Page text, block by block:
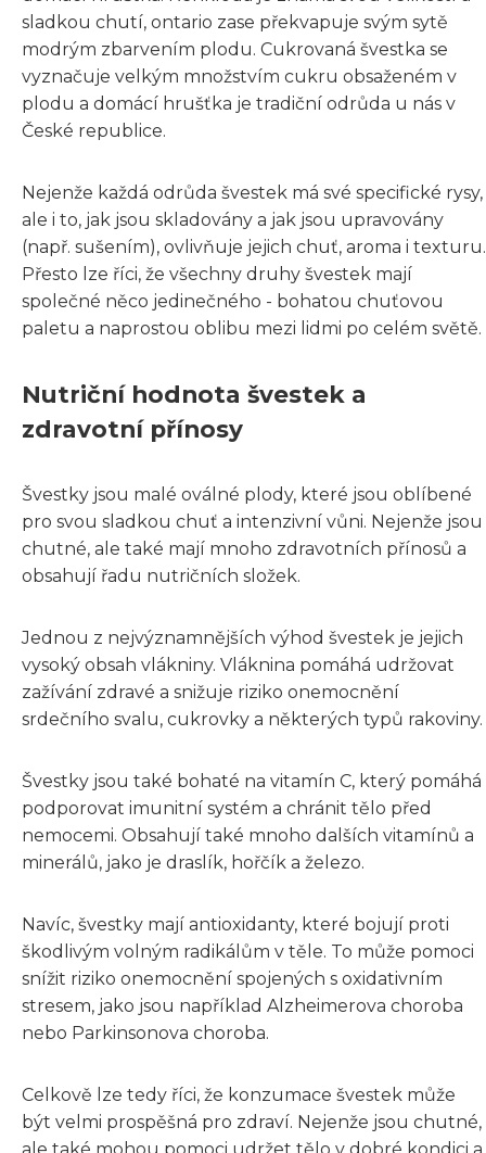
sladkou chutí, ontario zase překvapuje svým sytě
modrým zbarvením plodu. Cukrovaná švestka se
vyznačuje velkým množstvím cukru obsaženém v
plodu a domácí hrušťka je tradiční odrůda u nás v
České republice.
Nejenže každá odrůda švestek má své specifické rysy,
ale i to, jak jsou skladovány a jak jsou upravovány
(např. sušením), ovlivňuje jejich chuť, aroma i texturu.
Přesto lze říci, že všechny druhy švestek mají
společné něco jedinečného - bohatou chuťovou
paletu a naprostou oblibu mezi lidmi po celém světě.
Nutriční hodnota švestek a
zdravotní přínosy
Švestky jsou malé oválné plody, které jsou oblíbené
pro svou sladkou chuť a intenzivní vůni. Nejenže jsou
chutné, ale také mají mnoho zdravotních přínosů a
obsahují řadu nutričních složek.
Jednou z nejvýznamnějších výhod švestek je jejich
vysoký obsah vlákniny. Vláknina pomáhá udržovat
zažívání zdravé a snižuje riziko onemocnění
srdečního svalu, cukrovky a některých typů rakoviny.
Švestky jsou také bohaté na vitamín C, který pomáhá
podporovat imunitní systém a chránit tělo před
nemocemi. Obsahují také mnoho dalších vitamínů a
minerálů, jako je draslík, hořčík a železo.
Navíc, švestky mají antioxidanty, které bojují proti
škodlivým volným radikálům v těle. To může pomoci
snížit riziko onemocnění spojených s oxidativním
stresem, jako jsou například Alzheimerova choroba
nebo Parkinsonova choroba.
Celkově lze tedy říci, že konzumace švestek může
být velmi prospěšná pro zdraví. Nejenže jsou chutné,